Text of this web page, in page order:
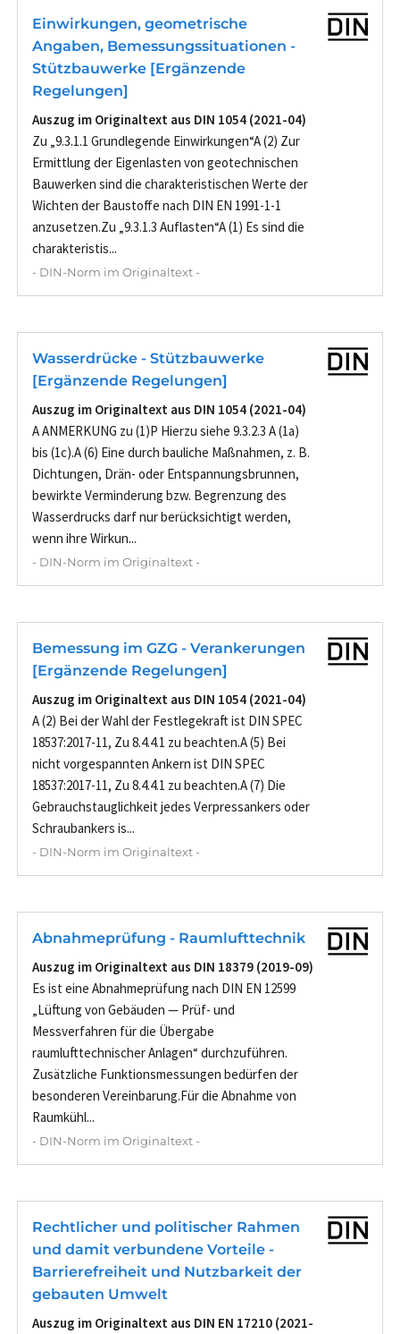
Einwirkungen, geometrische
Angaben, Bemessungssituationen -
Stützbauwerke [Ergänzende
Regelungen]
Auszug im Originaltext aus DIN 1054 (2021-04)
Zu „9.3.1.1 Grundlegende Einwirkungen“A (2) Zur
Ermittlung der Eigenlasten von geotechnischen
Bauwerken sind die charakteristischen Werte der
Wichten der Baustoffe nach DIN EN 1991-1-1
anzusetzen.Zu „9.3.1.3 Auflasten“A (1) Es sind die
charakteristis...
- DIN-Norm im Originaltext -
Wasserdrücke - Stützbauwerke
[Ergänzende Regelungen]
Auszug im Originaltext aus DIN 1054 (2021-04)
A ANMERKUNG zu (1)P Hierzu siehe 9.3.2.3 A (1a)
bis (1c).A (6) Eine durch bauliche Maßnahmen, z. B.
Dichtungen, Drän- oder Entspannungsbrunnen,
bewirkte Verminderung bzw. Begrenzung des
Wasserdrucks darf nur berücksichtigt werden,
wenn ihre Wirkun...
- DIN-Norm im Originaltext -
Bemessung im GZG - Verankerungen
[Ergänzende Regelungen]
Auszug im Originaltext aus DIN 1054 (2021-04)
A (2) Bei der Wahl der Festlegekraft ist DIN SPEC
18537:2017-11, Zu 8.4.4.1 zu beachten.A (5) Bei
nicht vorgespannten Ankern ist DIN SPEC
18537:2017-11, Zu 8.4.4.1 zu beachten.A (7) Die
Gebrauchstauglichkeit jedes Verpressankers oder
Schraubankers is...
- DIN-Norm im Originaltext -
Abnahmeprüfung - Raumlufttechnik
Auszug im Originaltext aus DIN 18379 (2019-09)
Es ist eine Abnahmeprüfung nach DIN EN 12599
„Lüftung von Gebäuden — Prüf- und
Messverfahren für die Übergabe
raumlufttechnischer Anlagen“ durchzuführen.
Zusätzliche Funktionsmessungen bedürfen der
besonderen Vereinbarung.Für die Abnahme von
Raumkühl...
- DIN-Norm im Originaltext -
Rechtlicher und politischer Rahmen
und damit verbundene Vorteile -
Barrierefreiheit und Nutzbarkeit der
gebauten Umwelt
Auszug im Originaltext aus DIN EN 17210 (2021-